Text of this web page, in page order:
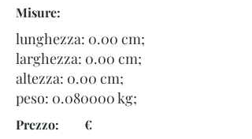
Misure:
lunghezza: 0.00 cm;
larghezza: 0.00 cm;
altezza: 0.00 cm;
peso: 0.080000kg;
Prezzo: €